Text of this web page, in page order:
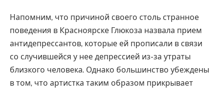
Напомним, что причиной своего столь странное
поведения в Красноярске Глюкоза назвала прием
антидепрессантов, которые ей прописали в связи
со случившейся у нее депрессией из-за утраты
близкого человека. Однако большинство убеждены
в том, что артистка таким образом прикрывает